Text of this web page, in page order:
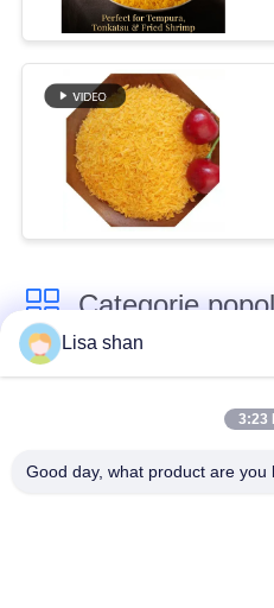
Categorie
Briciole di pane
Briciole di pane di
Lisa shan
3:23
Good day, what product are you